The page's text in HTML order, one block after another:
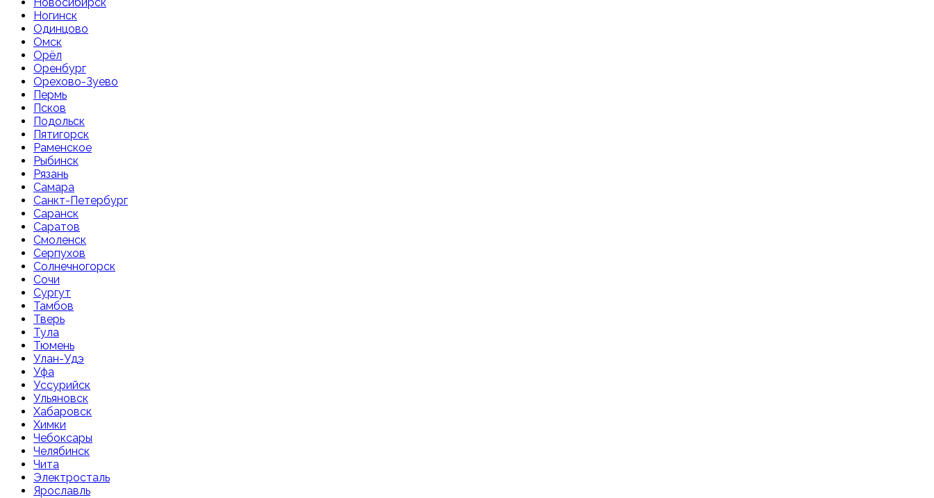
Ногинск
Одинцово
Омск
Орёл
Оренбург
Орехово-Зуево
Пермь
Псков
Подольск
Пятигорск
Раменское
Рыбинск
Рязань
Самара
Санкт-Петербург
Саранск
Саратов
Смоленск
Серпухов
Солнечногорск
Сочи
Сургут
Тамбов
Тверь
Тула
Тюмень
Улан-Удэ
Уфа
Уссурийск
Ульяновск
Хабаровск
Химки
Чебоксары
Челябинск
Чита
Электросталь
Ярославль